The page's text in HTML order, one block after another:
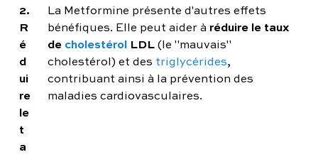
2.
R
é
d
ui
re
le
t
a
La Metformine présente d'autres effets
bénéfiques. Elle peut aider àréduire le taux
de cholestérol LDL(le "mauvais"
cholestérol) et des triglycérides,
contribuant ainsi à la prévention des
maladies cardiovasculaires.